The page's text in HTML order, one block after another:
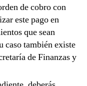
de cobro con
este pago en
que sean
caso también existe
de Finanzas y